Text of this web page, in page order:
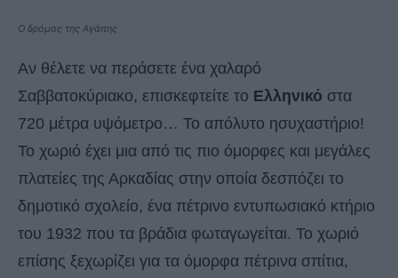
Ο δρόμος της Αγάπης
Αν θέλετε να περάσετε ένα χαλαρό
Σαββατοκύριακο, επισκεφτείτε το Ελληνικό στα
720 μέτρα υψόμετρο… Το απόλυτο ησυχαστήριο!
Το χωριό έχει μια από τις πιο όμορφες και μεγάλες
πλατείες της Αρκαδίας στην οποία δεσπόζει το
δημοτικό σχολείο, ένα πέτρινο εντυπωσιακό κτήριο
του 1932 που τα βράδια φωταγωγείται. Το χωριό
επίσης ξεχωρίζει για τα όμορφα πέτρινα σπίτια,